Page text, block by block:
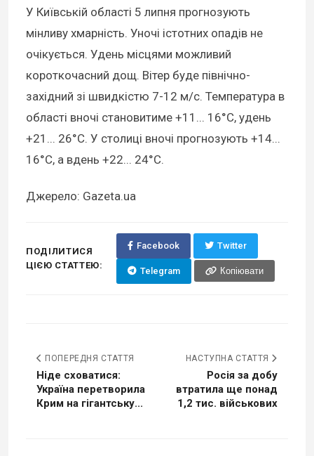
У Київській області 5 липня прогнозують
мінливу хмарність. Уночі істотних опадів не
очікується. Удень місцями можливий
короткочасний дощ. Вітер буде північно-
західний зі швидкістю 7-12 м/с. Температура в
області вночі становитиме +11... 16°C, удень
+21... 26°C. У столиці вночі прогнозують +14...
16°C, а вдень +22... 24°C.
Джерело: Gazeta.ua
ПОДІЛИТИСЯ
ЦІЄЮ СТАТТЕЮ:
Facebook Twitter
Telegram Копіювати
ПОПЕРЕДНЯ СТАТТЯ
Ніде сховатися:
Україна перетворила
Крим на гігантську...
НАСТУПНА СТАТТЯ
Росія за добу
втратила ще понад
1,2 тис. військових